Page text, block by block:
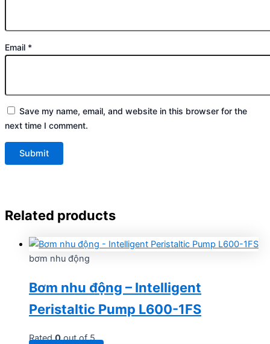
Email *
Save my name, email, and website in this browser for the
next time I comment.
Related products
bơm nhu động
Bơm nhu động – Intelligent
Peristaltic Pump L600-1FS
Rated0out of 5